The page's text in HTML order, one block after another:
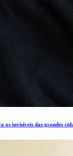
os invisíveis das grandes